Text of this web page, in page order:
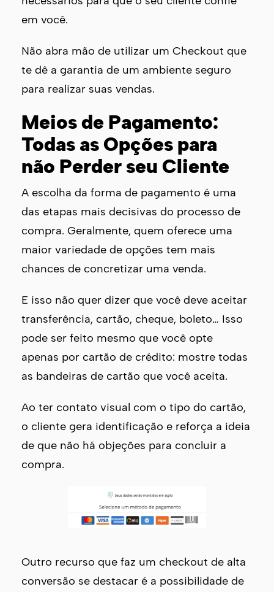
em você.
Não abra mão de utilizar um Checkout que
te dê a garantia de um ambiente seguro
para realizar suas vendas.
Meios de Pagamento:
Todas as Opções para
não Perder seu Cliente
A escolha da forma de pagamento é uma
das etapas mais decisivas do processo de
compra. Geralmente, quem oferece uma
maior variedade de opções tem mais
chances de concretizar uma venda.
E isso não quer dizer que você deve aceitar
transferência, cartão, cheque, boleto… Isso
pode ser feito mesmo que você opte
apenas por cartão de crédito: mostre todas
as bandeiras de cartão que você aceita.
Ao ter contato visual com o tipo do cartão,
o cliente gera identificação e reforça a ideia
de que não há objeções para concluir a
compra.
Outro recurso que faz um checkout de alta
conversão se destacar é a possibilidade de